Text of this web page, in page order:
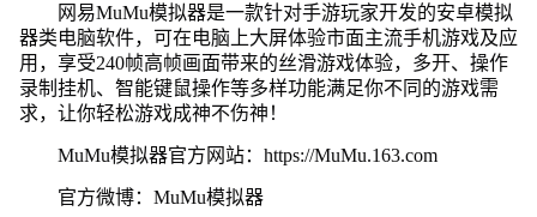
网易MuMu模拟器是一款针对手游玩家开发的安卓模拟
器类电脑软件，可在电脑上大屏体验市面主流手机游戏及应
用，享受240帧高帧画面带来的丝滑游戏体验，多开、操作
录制挂机、智能键鼠操作等多样功能满足你不同的游戏需
求，让你轻松游戏成神不伤神！
MuMu模拟器官方网站：https://MuMu.163.com
官方微博：MuMu模拟器